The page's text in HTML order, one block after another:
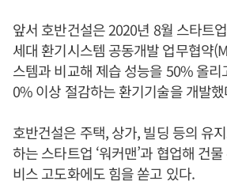
앞서 호반건설은 2020년 8월 스타트
세대 환기시스템 공동개발 업무협약
스템과 비교해 제습 성능을 50% 올
0% 이상 절감하는 환기기술을 개발
호반건설은 주택, 상가, 빌딩 등의 유
하는 스타트업 ‘워커맨’과 협업해 건
비스 고도화에도 힘을 쏟고 있다.